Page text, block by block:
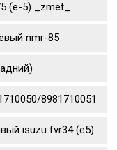
(е-5) _zmet_
nmr-85
8981710051
isuzu fvr34 (e5)